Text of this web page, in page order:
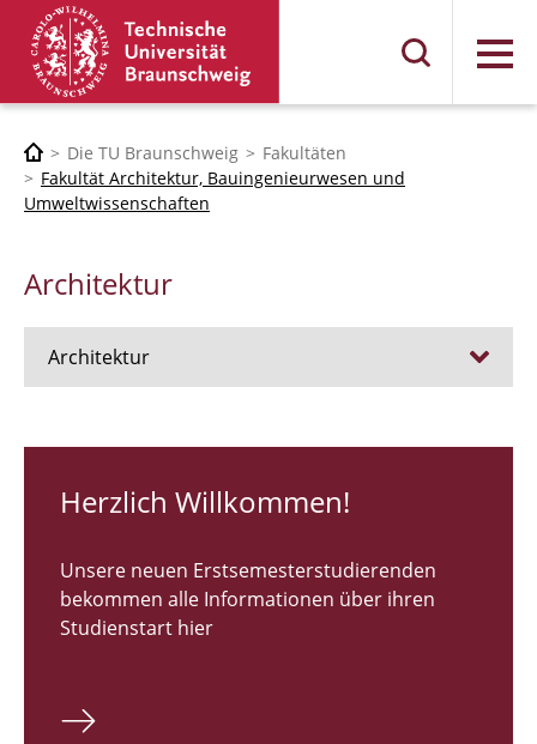
Menü
Die TU Braunschweig
Fakultäten
Fakultät Architektur, Bauingenieurwesen und
Umweltwissenschaften
Architektur
Architektur
RUNDGANG 26
Bachelor Architektur
Master Architektur
Herzlich Willkommen!
Unsere neuen Erstsemesterstudierenden
bekommen alle Informationen über ihren
Studienstart hier